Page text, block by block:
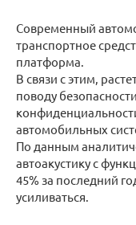
Современный
транспортное
платформа.
В связи с этим,
поводу
автомобильных
По данным
автоакустику с
45% за последний
усиливаться.